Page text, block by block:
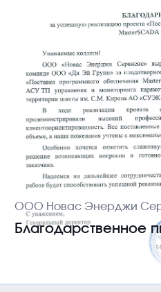
ООО Новас Энерджи
Благодарственное